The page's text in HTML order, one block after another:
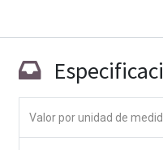
Valor por unidad de